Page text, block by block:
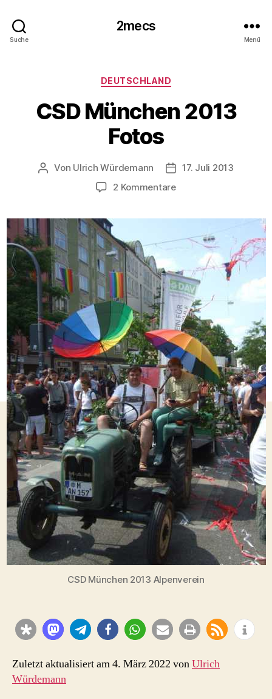
Suche
2mecs
Menü
Kategorien
DEUTSCHLAND
CSD München 2013
Fotos
Beitragsautor
Von Ulrich Würdemann Beitragsdatum
17. Juli 2013
2 Kommentarezu
Fotos
CSD München 2013 Alpenverein
Zuletzt aktualisiert am 4. März 2022 vonUlrich
Würdemann